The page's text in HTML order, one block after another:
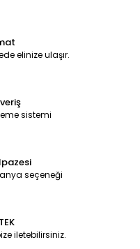
elinize ulaşır.
sistemi
seçeneği
iletebilirsiniz.